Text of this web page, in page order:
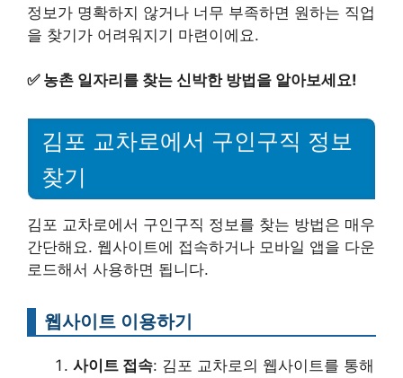
정보가 명확하지 않거나 너무 부족하면 원하는 직업
을 찾기가 어려워지기 마련이에요.
✅ 농촌 일자리를 찾는 신박한 방법을 알아보세요!
김포 교차로에서 구인구직 정보
찾기
김포 교차로에서 구인구직 정보를 찾는 방법은 매우
간단해요. 웹사이트에 접속하거나 모바일 앱을 다운
로드해서 사용하면 됩니다.
웹사이트 이용하기
사이트 접속: 김포 교차로의 웹사이트를 통해